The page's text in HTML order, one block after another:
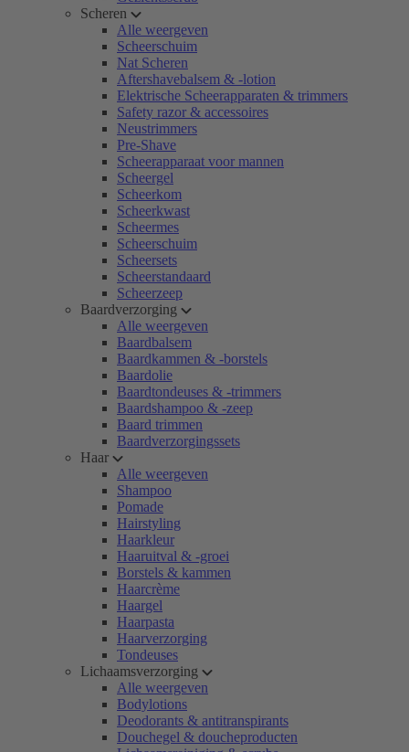
Scheren
Alle weergeven
Scheerschuim
Nat Scheren
Aftershavebalsem & -lotion
Elektrische Scheerapparaten & trimmers
Safety razor & accessoires
Neustrimmers
Pre-Shave
Scheerapparaat voor mannen
Scheergel
Scheerkom
Scheerkwast
Scheermes
Scheerschuim
Scheersets
Scheerstandaard
Scheerzeep
Baardverzorging
Alle weergeven
Baardbalsem
Baardkammen & -borstels
Baardolie
Baardtondeuses & -trimmers
Baardshampoo & -zeep
Baard trimmen
Baardverzorgingssets
Haar
Alle weergeven
Shampoo
Pomade
Hairstyling
Haarkleur
Haaruitval & -groei
Borstels & kammen
Haarcrème
Haargel
Haarpasta
Haarverzorging
Tondeuses
Lichaamsverzorging
Alle weergeven
Bodylotions
Deodorants & antitranspirants
Douchegel & doucheproducten